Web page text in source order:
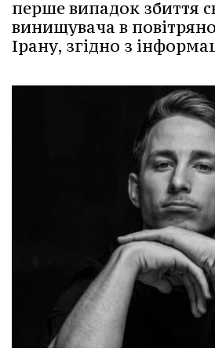
перше випадок збиття
винищувача в
Ірану, згідно з